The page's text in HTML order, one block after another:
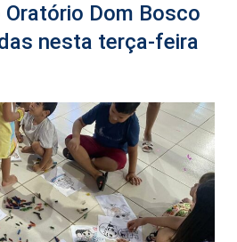
Dom Bosco
nesta terça-feira